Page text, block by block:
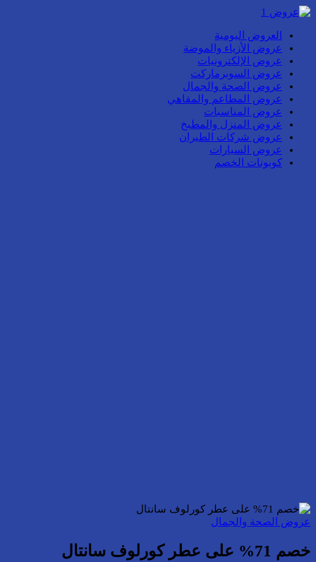
العروض اليومية
عروض الأزياء والموضة
عروض الإلكترونيات
عروض السوبرماركت
عروض الصحة والجمال
عروض المطاعم والمقاهي
عروض المناسبات
عروض المنزل والمطبخ
عروض شركات الطيران
عروض السيارات
كوبونات الخصم
عروض الصحة والجمال
خصم 71% على عطر كورلوف سانتال